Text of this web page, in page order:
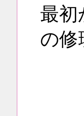
最初
の修